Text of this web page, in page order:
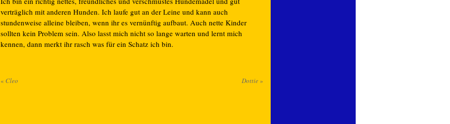
verträglich mit anderen Hunden. Ich laufe gut an der Leine und kann auch
stundenweise alleine bleiben, wenn ihr es vernünftig aufbaut. Auch nette Kinder
sollten kein Problem sein. Also lasst mich nicht so lange warten und lernt mich
kennen, dann merkt ihr rasch was für ein Schatz ich bin.
« Cleo Dottie»